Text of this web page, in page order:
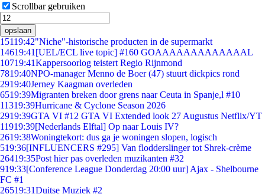
Scrollbar gebruiken
opslaan
15119:42"Niche"-historische producten in de supermarkt
14619:41 [UEL/ECL live topic] #160 GOAAAAAAAAAAAAAL
10719:41Kappersoorlog teistert Regio Rijnmond
7819:40NPO-manager Menno de Boer (47) stuurt dickpics rond
2919:40Jerney Kaagman overleden
6519:39Migranten breken door grens naar Ceuta in Spanje,l #10
11319:39Hurricane & Cyclone Season 2026
2919:39GTA VI #12 GTA VI Extended look 27 Augustus Netflix/YT
11919:39[Nederlands Elftal] Op naar Louis IV?
2619:38Woningtekort: dus ga je woningen slopen, logisch
519:36[INFLUENCERS #295] Van flodderslinger tot Shrek-crème
26419:35Post hier pas overleden muzikanten #32
919:33[Conference League Donderdag 20:00 uur] Ajax - Shelbourne
FC #1
26519:31Duitse Muziek #2